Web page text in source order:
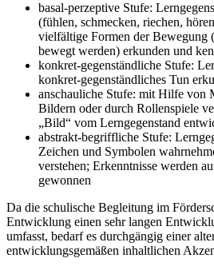
basal-perzeptive Stufe:
(fühlen, schmecken, riechen,
vielfältige Formen der Bewegung
bewegt werden) erkunden und
konkret-gegenständliche Stufe:
konkret-gegenständliches Tun
anschauliche Stufe: mit Hilfe von
Bildern oder durch Rollenspiele
„Bild“ vom Lerngegenstand
abstrakt-begriffliche Stufe:
Zeichen und Symbolen
verstehen; Erkenntnisse werden
gewonnen
Da die schulische Begleitung im
Entwicklung einen sehr langen
umfasst, bedarf es durchgängig einer
entwicklungsgemäßen inhaltlichen